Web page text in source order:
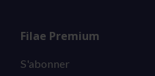
Filae Premium
S'abonner